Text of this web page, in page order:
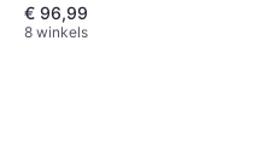
€ 96,99
8 winkels